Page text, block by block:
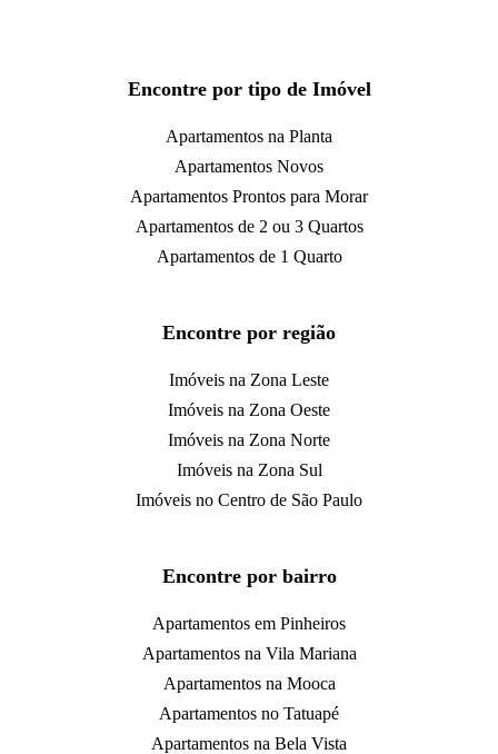
Encontre por tipo de Imóvel
Apartamentos na Planta
Apartamentos Novos
Apartamentos Prontos para Morar
Apartamentos de 2 ou 3 Quartos
Apartamentos de 1 Quarto
Encontre por região
Imóveis na Zona Leste
Imóveis na Zona Oeste
Imóveis na Zona Norte
Imóveis na Zona Sul
Imóveis no Centro de São Paulo
Encontre por bairro
Apartamentos em Pinheiros
Apartamentos na Vila Mariana
Apartamentos na Mooca
Apartamentos no Tatuapé
Apartamentos na Bela Vista